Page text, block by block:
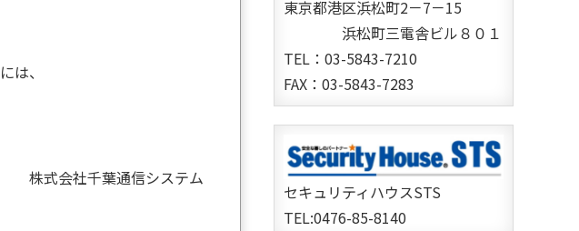
は、
株式会社千葉通信システム
東京都港区浜松町2－7－15
浜松町三電舎ビル８０１
TEL：03-5843-7210
FAX：03-5843-7283
セキュリティハウスSTS
TEL:0476-85-8140